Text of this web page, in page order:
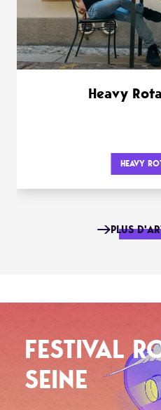
Heavy
HEAVY
PLUS
FESTIVAL
SEINE